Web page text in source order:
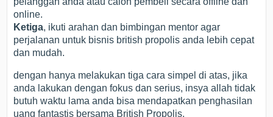
online.
Ketiga, ikuti arahan dan bimbingan mentor agar
perjalanan untuk bisnis british propolis anda lebih cepat
dan mudah.
dengan hanya melakukan tiga cara simpel di atas, jika
anda lakukan dengan fokus dan serius, insya allah tidak
butuh waktu lama anda bisa mendapatkan penghasilan
uang fantastis bersama British Propolis.